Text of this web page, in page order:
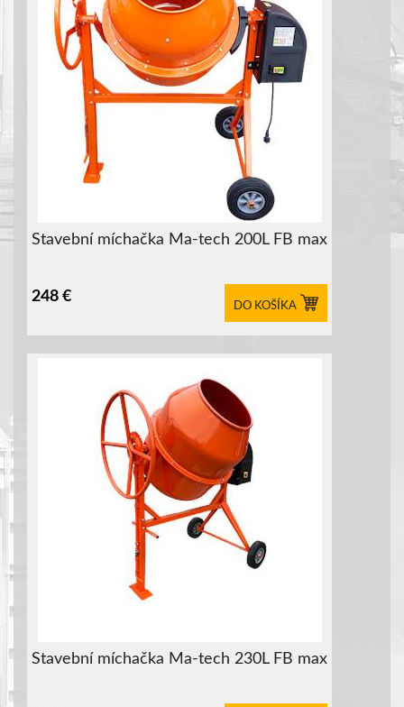
Stavební míchačka Ma-tech 200L FB max
248 €
DO KOŠÍKA
Stavební míchačka Ma-tech 230L FB max